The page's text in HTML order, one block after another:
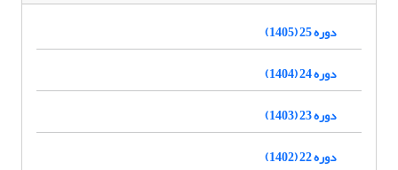
دوره 25 (1405)
دوره 24 (1404)
دوره 23 (1403)
دوره 22 (1402)